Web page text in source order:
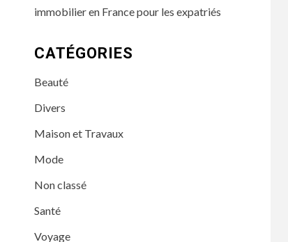
immobilier en France pour les expatriés
CATÉGORIES
Beauté
Divers
Maison et Travaux
Mode
Non classé
Santé
Voyage